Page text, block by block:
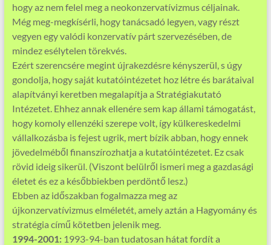
hogy az nem felel meg a neokonzervatívizmus céljainak.
Még meg-megkísérli, hogy tanácsadó legyen, vagy részt
vegyen egy valódi konzervatív párt szervezésében, de
mindez esélytelen törekvés.
Ezért szerencsére megint újrakezdésre kényszerül, s úgy
gondolja, hogy saját kutatóintézetet hoz létre és barátaival
alapítványi keretben megalapítja a Stratégiakutató
Intézetet. Ehhez annak ellenére sem kap állami támogatást,
hogy komoly ellenzéki szerepe volt, így külkereskedelmi
vállalkozásba is fejest ugrik, mert bízik abban, hogy ennek
jövedelméből finanszírozhatja a kutatóintézetet. Ez csak
rövid ideig sikerül. (Viszont belülről ismeri meg a gazdasági
életet és ez a későbbiekben perdöntő lesz.)
Ebben az időszakban fogalmazza meg az
újkonzervatívizmus elméletét, amely aztán a Hagyomány és
stratégia című kötetben jelenik meg.
1994-2001: 1993-94-ban tudatosan hátat fordít a